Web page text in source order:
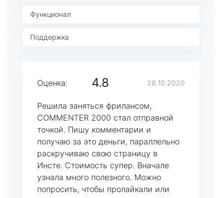
Функционал
Поддержка
Оценка: 4.8 28.10.2020
Решила заняться фрилансом,
COMMENTER 2000 стал отправной
точкой. Пишу комментарии и
получаю за это деньги, параллельно
раскручиваю свою страницу в
Инсте. Стоимость супер. Вначале
узнала много полезного. Можно
попросить, чтобы пролайкали или